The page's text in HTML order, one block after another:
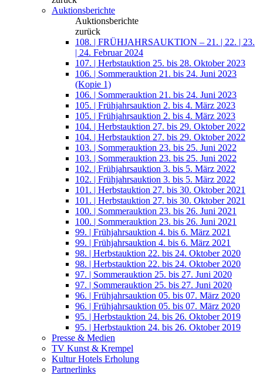
Auktionsberichte
Auktionsberichte
zurück
108. | FRÜHJAHRSAUKTION – 21. | 22. | 23.
| 24. Februar 2024
107. | Herbstauktion 25. bis 28. Oktober 2023
106. | Sommerauktion 21. bis 24. Juni 2023
(Kopie 1)
106. | Sommerauktion 21. bis 24. Juni 2023
105. | Frühjahrsauktion 2. bis 4. März 2023
105. | Frühjahrsauktion 2. bis 4. März 2023
104. | Herbstauktion 27. bis 29. Oktober 2022
104. | Herbstauktion 27. bis 29. Oktober 2022
103. | Sommerauktion 23. bis 25. Juni 2022
103. | Sommerauktion 23. bis 25. Juni 2022
102. | Frühjahrsauktion 3. bis 5. März 2022
102. | Frühjahrsauktion 3. bis 5. März 2022
101. | Herbstauktion 27. bis 30. Oktober 2021
101. | Herbstauktion 27. bis 30. Oktober 2021
100. | Sommerauktion 23. bis 26. Juni 2021
100. | Sommerauktion 23. bis 26. Juni 2021
99. | Frühjahrsauktion 4. bis 6. März 2021
99. | Frühjahrsauktion 4. bis 6. März 2021
98. | Herbstauktion 22. bis 24. Oktober 2020
98. | Herbstauktion 22. bis 24. Oktober 2020
97. | Sommerauktion 25. bis 27. Juni 2020
97. | Sommerauktion 25. bis 27. Juni 2020
96. | Frühjahrsauktion 05. bis 07. März 2020
96. | Frühjahrsauktion 05. bis 07. März 2020
95. | Herbstauktion 24. bis 26. Oktober 2019
95. | Herbstauktion 24. bis 26. Oktober 2019
Presse & Medien
TV Kunst & Krempel
Kultur Hotels Erholung
Partnerlinks